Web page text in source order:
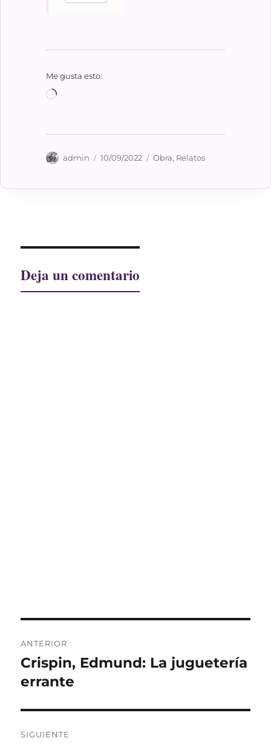
Me gusta esto:
Cargando...
Autor
admin
Publicado
10/09/2022 Categorías
Obra, Relatos
Deja un comentario
de
entradas
ANTERIOR
Entrada
anterior:
Crispin, Edmund: La juguetería
errante
SIGUIENTE